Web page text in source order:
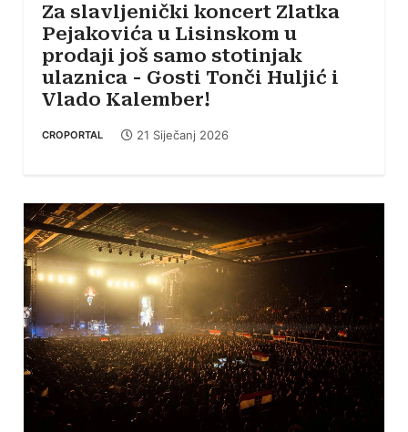
Za slavljenički koncert Zlatka
Pejakovića u Lisinskom u
prodaji još samo stotinjak
ulaznica - Gosti Tonči Huljić i
Vlado Kalember!
CROPORTAL 21 Siječanj 2026